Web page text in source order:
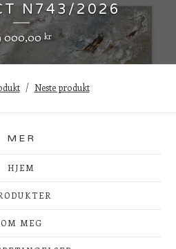
N743/2026
000,00 kr
Neste produkt
MER
HJEM
OM MEG